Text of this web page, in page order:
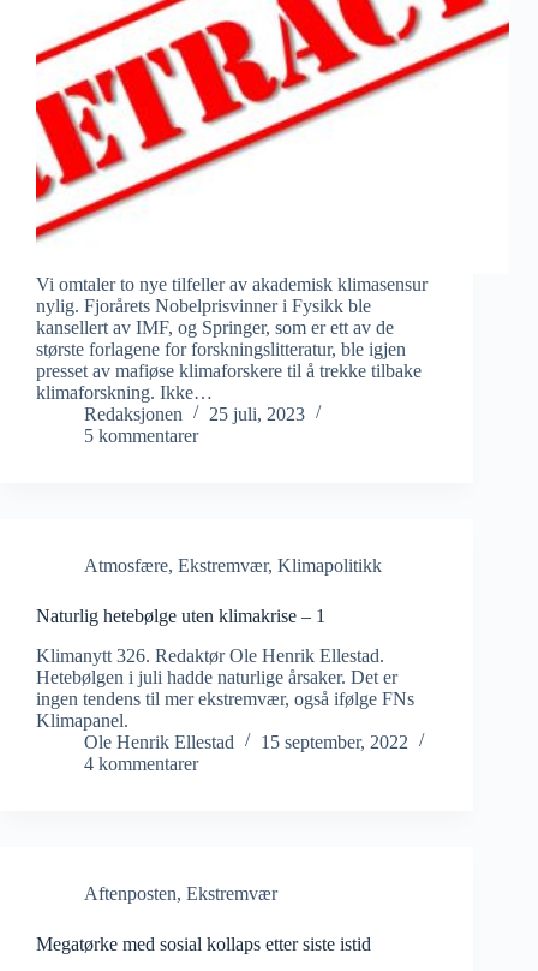
Vi omtaler to nye tilfeller av akademisk klimasensur
nylig. Fjorårets Nobelprisvinner i Fysikk ble
kansellert av IMF, og Springer, som er ett av de
største forlagene for forskningslitteratur, ble igjen
presset av mafiøse klimaforskere til å trekke tilbake
klimaforskning. Ikke…
Redaksjonen
25 juli, 2023
5 kommentarer
Atmosfære, Ekstremvær, Klimapolitikk
Naturlig hetebølge uten klimakrise – 1
Klimanytt 326. Redaktør Ole Henrik Ellestad.
Hetebølgen i juli hadde naturlige årsaker. Det er
ingen tendens til mer ekstremvær, også ifølge FNs
Klimapanel.
Ole Henrik Ellestad
15 september, 2022
4 kommentarer
Aftenposten, Ekstremvær
Megatørke med sosial kollaps etter siste istid